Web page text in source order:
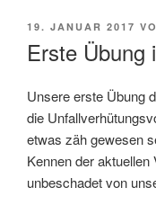
VERÖFFENTLICHT
19. JANUAR 2017
Erste Übung
Unsere erste Übung
die
etwas zäh gewesen
Kennen der
unbeschadet von